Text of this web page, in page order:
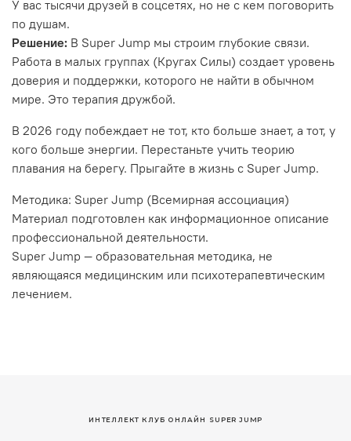
У вас тысячи друзей в соцсетях, но не с кем поговорить
по душам.
Решение: В Super Jump мы строим глубокие связи.
Работа в малых группах (Кругах Силы) создает уровень
доверия и поддержки, которого не найти в обычном
мире. Это терапия дружбой.
В 2026 году побеждает не тот, кто больше знает, а тот, у
кого больше энергии. Перестаньте учить теорию
плавания на берегу. Прыгайте в жизнь с Super Jump.
Методика: Super Jump (Всемирная ассоциация)
Материал подготовлен как информационное описание
профессиональной деятельности.
Super Jump — образовательная методика, не
являющаяся медицинским или психотерапевтическим
лечением.
ИНТЕЛЛЕКТ КЛУБ ОНЛАЙН SUPER JUMP